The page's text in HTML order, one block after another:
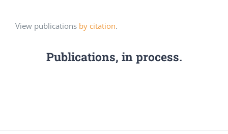
View publications by citation.
Publications, in process.